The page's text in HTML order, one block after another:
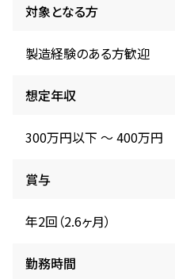
対象となる方
製造経験のある方歓迎
想定年収
300万円以下 〜 400万円
賞与
年2回（2.6ヶ月）
勤務時間